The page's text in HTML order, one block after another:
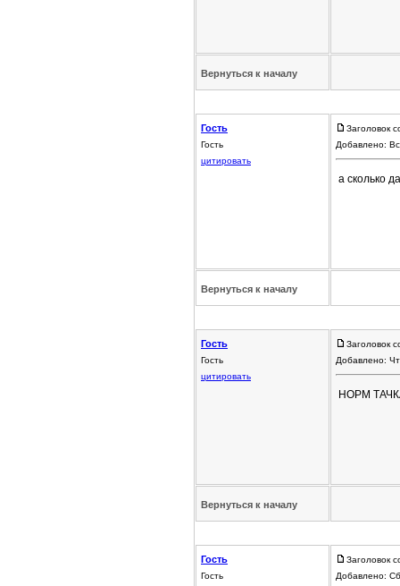
Вернуться к началу
Гость
Гость
цитировать
Заголовок
Добавлено:
а сколько
Вернуться к началу
Гость
Гость
цитировать
Заголовок
Добавлено:
НОРМ
Вернуться к началу
Гость
Гость
Заголовок
Добавлено: